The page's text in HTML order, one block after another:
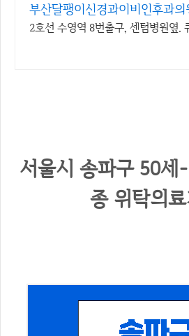
부산달팽이신경과이비인후과의
2호선 수영역 8번출구, 센텀병원옆.
서울시 송파구 50세
종 위탁의